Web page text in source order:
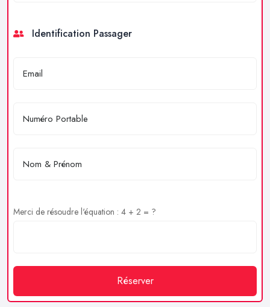
Identification Passager
Merci de résoudre l'équation : 4 + 2 = ?
Réserver